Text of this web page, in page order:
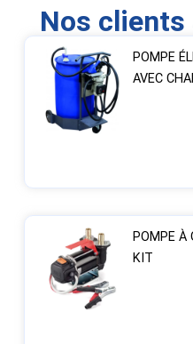
Nos
POMPE
AVEC
POMPE À
KIT